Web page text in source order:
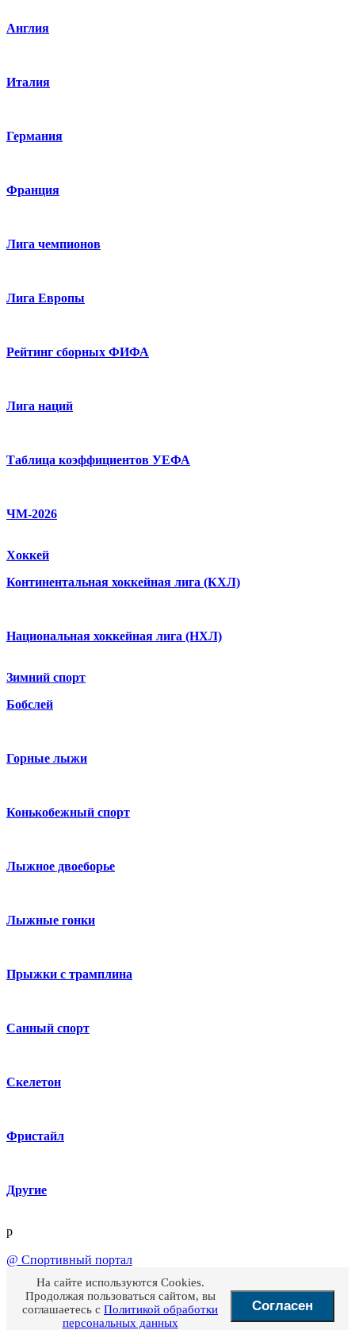
Англия
Италия
Германия
Франция
Лига чемпионов
Лига Европы
Рейтинг сборных ФИФА
Лига наций
Таблица коэффициентов УЕФА
ЧМ-2026
Хоккей
Континентальная хоккейная лига (КХЛ)
Национальная хоккейная лига (НХЛ)
Зимний спорт
Бобслей
Горные лыжи
Конькобежный спорт
Лыжное двоеборье
Лыжные гонки
Прыжки с трамплина
Санный спорт
Скелетон
Фристайл
Другие
p
@ Спортивный портал
На сайте используются Cookies.
Продолжая пользоваться сайтом, вы
соглашаетесь с Политикой обработки
персональных данных
Согласен